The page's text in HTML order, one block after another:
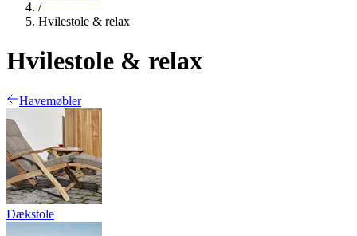
/
Hvilestole & relax
Hvilestole & relax
Havemøbler
Dækstole